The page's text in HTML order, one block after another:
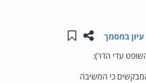
שתפו עמוד זה
שמור ב"תכנים
עיון במסמך
עדי הדר):
כי המשיבה